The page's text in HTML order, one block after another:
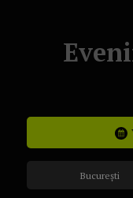
București